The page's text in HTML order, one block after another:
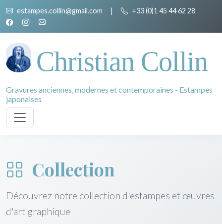
estampes.collin@gmail.com | +33 (0)1 45 44 62 28
Christian Collin
Gravures anciennes, modernes et contemporaines - Estampes
japonaises
Collection
Découvrez notre collection d'estampes et œuvres
d'art graphique